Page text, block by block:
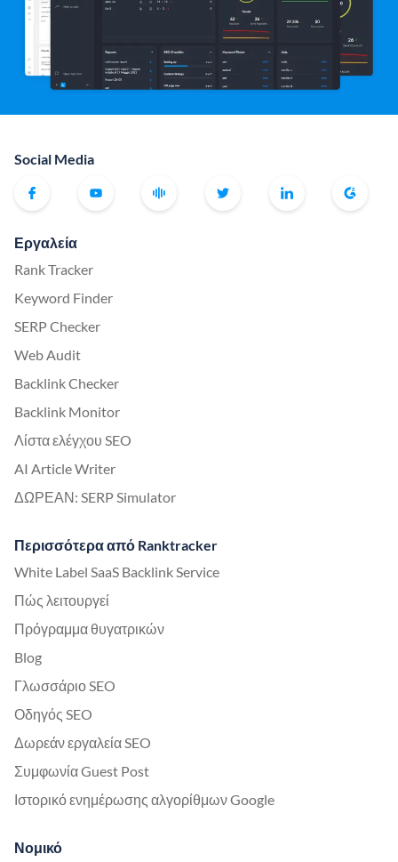
Social Media
Εργαλεία
Rank Tracker
Keyword Finder
SERP Checker
Web Audit
Backlink Checker
Backlink Monitor
Λίστα ελέγχου SEO
AI Article Writer
ΔΩΡΕΑΝ: SERP Simulator
Περισσότερα από Ranktracker
White Label SaaS Backlink Service
Πώς λειτουργεί
Πρόγραμμα θυγατρικών
Blog
Γλωσσάριο SEO
Οδηγός SEO
Δωρεάν εργαλεία SEO
Συμφωνία Guest Post
Ιστορικό ενημέρωσης αλγορίθμων Google
Νομικό